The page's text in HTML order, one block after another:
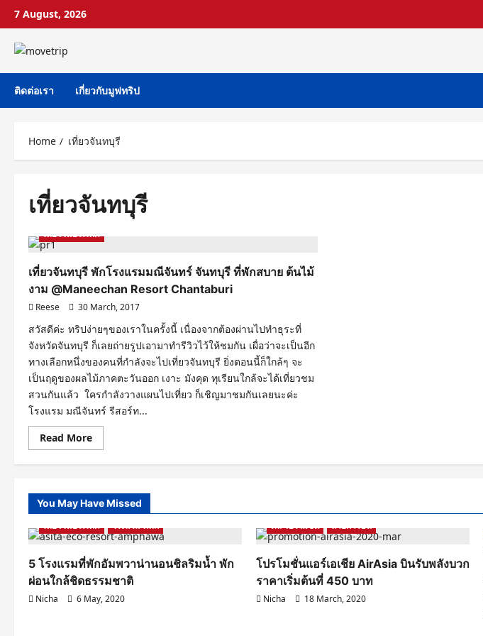
Skip
content
7 August, 2026
ติดต่อเรา เกี่ยวกับมูฟทริป
Home เที่ยวจันทบุรี
เที่ยวจันทบุรี
Chantaburi รีวิวโรงแรม ที่พัก
เที่ยวในประเทศ
เที่ยวจันทบุรี พักโรงแรมมณีจันทร์ จันทบุรี ที่พักสบาย ต้นไม้
งาม @Maneechan Resort Chantaburi
Reese 30 March, 2017
สวัสดีค่ะ ทริปง่ายๆของเราในครั้งนี้ เนื่องจากต้องผ่านไปทำธุระที่
จังหวัดจันทบุรี ก็เลยถ่ายรูปเอามาทำรีวิวไว้ให้ชมกัน เผื่อว่าจะเป็นอีก
ทางเลือกหนึ่งของคนที่กำลังจะไปเที่ยวจันทบุรี ยิ่งตอนนี้ก็ใกล้ๆ จะ
เป็นฤดูของผลไม้ภาคตะวันออก เงาะ มังคุด ทุเรียนใกล้จะได้เที่ยวชม
สวนกันแล้ว ใครกำลังวางแผนไปเที่ยว ก็เชิญมาชมกันเลยนะค่ะ
โรงแรม มณีจันทร์ รีสอร์ท...
Read MoreRead
more
เที่ยว
โรงแรม
มณี
จันทร์
จันทบุรี
ที่พัก
ต้นไม้
งาม
@Maneechan
Resort
Chantaburi
You May Have Missed
Samut Songkhram
รีวิวโรงแรม ที่พัก
เที่ยวในประเทศ
โรงแรม ที่พัก
5 โรงแรมที่พักอัมพวาน่านอนชิลริมน้ำ พัก
ผ่อนใกล้ชิดธรรมชาติ
Nicha 6 May, 2020
ดีล โปรโมชั่น สายการบิน
โปรโมชั่นแอร์เอเชีย AirAsia บินรับพลังบวก
ราคาเริ่มต้นที่ 450 บาท
Nicha 18 March, 2020